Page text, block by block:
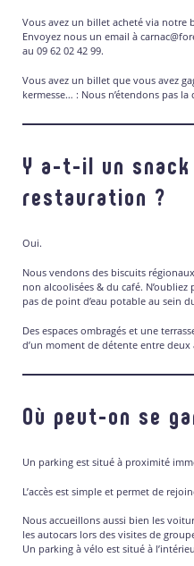
Vous avez un billet acheté via notre
Envoyez nous un email à
au 09 62 02 42 99.
Vous avez un billet que vous avez
kermesse… : Nous n’étendons pas
Y a-t-il un snack
restauration ?
Oui.
Nous vendons des biscuits
non alcoolisées & du café. N’oubliez
pas de point d’eau potable au sein
Des espaces ombragés et une
d’un moment de détente entre deux
Où peut-on se
Un parking est situé à proximité
L’accès est simple et permet de
Nous accueillons aussi bien les
les autocars lors des visites de
Un parking à vélo est situé à